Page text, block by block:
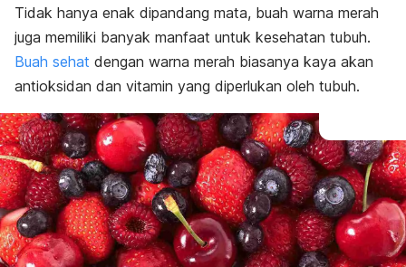
Tidak hanya enak dipandang mata, buah warna merah
juga memiliki banyak manfaat untuk kesehatan tubuh.
Buah sehat dengan warna merah biasanya kaya akan
antioksidan dan vitamin yang diperlukan oleh tubuh.